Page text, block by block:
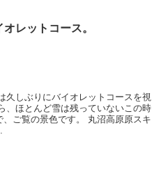
オレットコース。
久しぶりにバイオレットコースを視
、ほとんど雪は残っていないこの時
ご覧の景色です。 丸沼高原原スキ